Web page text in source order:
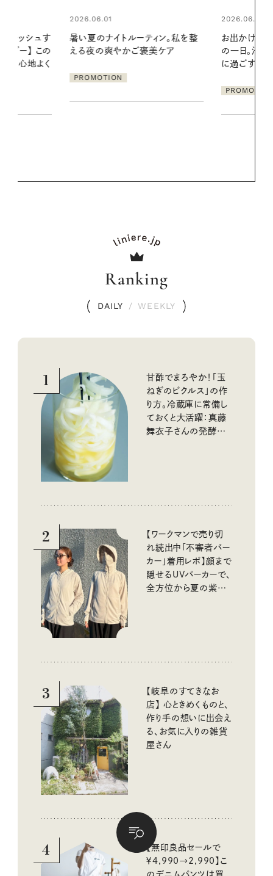
ン。私を整
ケア
2026.06.01
お出かけ前のひと手間で変わる、夏
の一日。汗ばむ季節を「ごきげん」
2026.07.21
リーとの重
Ranking
DAILY / WEEKLY
1
甘酢でまろやか！「玉
ねぎのピクルス」の作
り方。冷蔵庫に常備し
ておくと大活躍：真藤
舞衣子さんの発酵と
2
【ワークマンで売り切
れ続出中「不審者パー
カー」着用レポ】顔まで
隠せるUVパーカーで、
全方位から夏の紫外
3
【岐阜のすてきなお
店】 心ときめくものと、
作り手の想いに出会え
る、お気に入りの雑貨
屋さん
4
【無印良品セールで
￥4,990→2,990】こ